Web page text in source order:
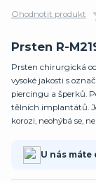
Ohodnotit produkt
Prsten R-
Prsten chirurgická
vysoké jakosti s
piercingu a šperků.
tělních implantátů.
korozi, neohýbá se,
U nás máte